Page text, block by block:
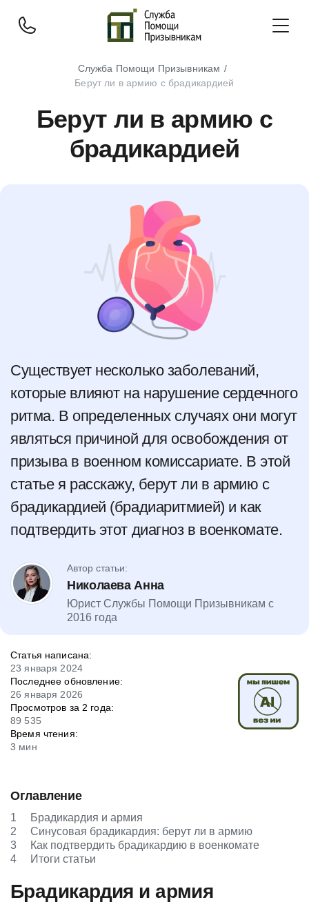
Служба Помощи Призывникам
Берут ли в армию с брадикардией
Берут ли в армию с
брадикардией
Существует несколько заболеваний,
которые влияют на нарушение сердечного
ритма. В определенных случаях они могут
являться причиной для освобождения от
призыва в военном комиссариате. В этой
статье я расскажу, берут ли в армию с
брадикардией (брадиаритмией) и как
подтвердить этот диагноз в военкомате.
Автор статьи:
Николаева Анна
Юрист Службы Помощи Призывникам с
2016 года
Статья написана:
23 января 2024
Последнее обновление:
26 января 2026
Просмотров за 2 года:
89 535
Время чтения:
3 мин
Оглавление
1
Брадикардия и армия
2
Синусовая брадикардия: берут ли в армию
3
Как подтвердить брадикардию в военкомате
4
Итоги статьи
Брадикардия и армия